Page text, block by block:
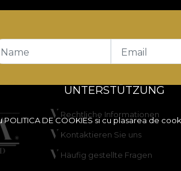
POLITICA DE COOKIESsi cu plasarea de
Name Email
UNTERSTÜTZUNG
Rechtliche Informationen
Kontaktieren Sie uns
Häufig gestellte Fragen